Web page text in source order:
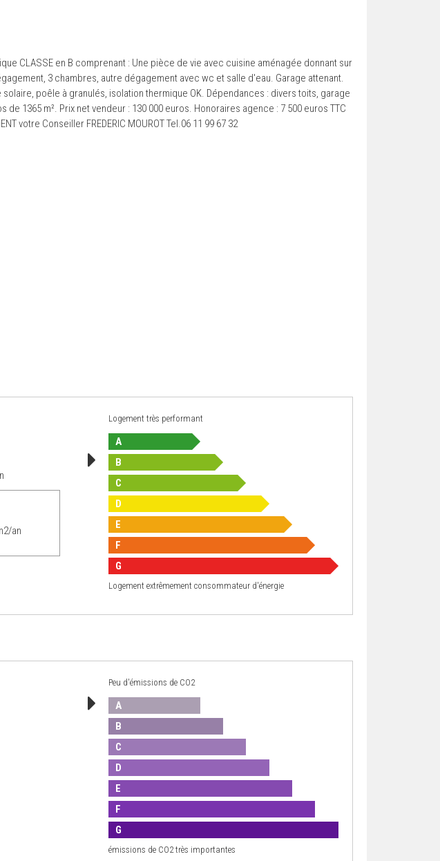
CLASSE en B comprenant : Une pièce de vie avec cuisine aménagée donnant sur
3 chambres, autre dégagement avec wc et salle d'eau. Garage attenant.
poêle à granulés, isolation thermique OK. Dépendances : divers toits, garage
1365 m². Prix net vendeur : 130 000 euros. Honoraires agence : 7 500 euros TTC
votre Conseiller FREDERIC MOUROT Tel.06 11 99 67 32
an
Logement très performant
A
B
C
D
E
F
G
Logement extrêmement consommateur d'énergie
Peu d'émissions de CO2
A
B
C
D
E
F
G
émissions de CO2 très importantes